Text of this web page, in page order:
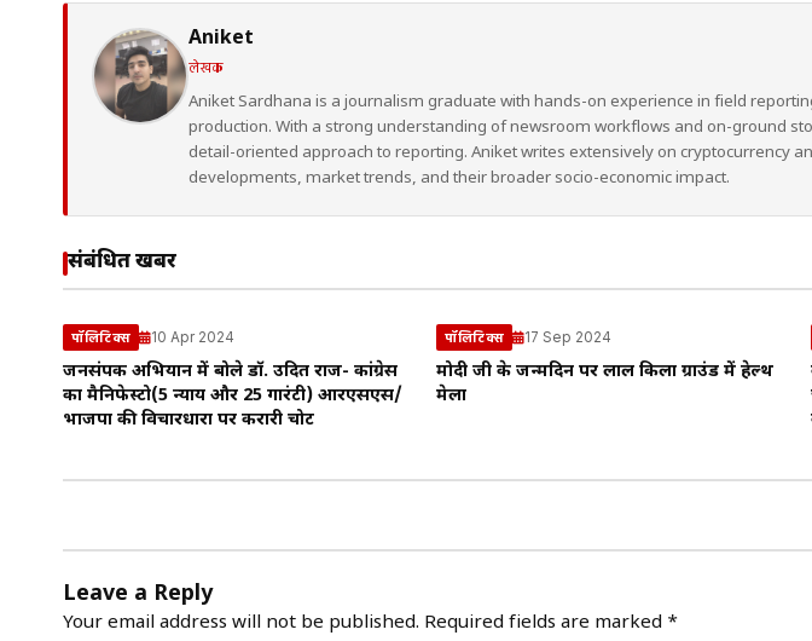
Aniket
लेखक
Aniket Sardhana is a journalism graduate with hands-on experience in field
production. With a strong understanding of newsroom workflows and on-ground
detail-oriented approach to reporting. Aniket writes extensively on cryptocurrency
developments, market trends, and their broader socio-economic impact.
संबंधित खबरें
पॉलिटिक्स 10 Apr 2024
जनसंपर्क अभियान में बोले डॉ. उदित राज- कांग्रेस
का मैनिफेस्टो(5 न्याय और 25 गारंटी) आरएसएस/
भाजपा की विचारधारा पर करारी चोट
पॉलिटिक्स 17 Sep 2024
मोदी जी के जन्मदिन पर लाल किला ग्राउंड में हेल्थ
मेला
Leave a Reply
Your email address will not be published. Required fields are marked *